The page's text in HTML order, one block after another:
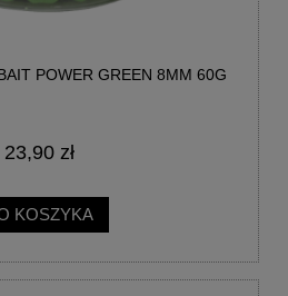
POWER GREEN 8MM 60G
23,90 zł
KOSZYKA